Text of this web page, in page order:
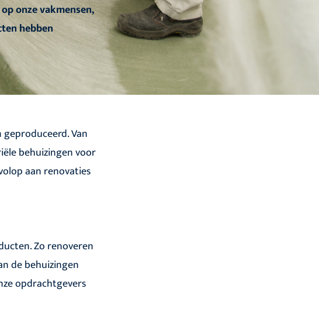
onze vakmensen,
hebben
Van
behuizingen voor
aan renovaties
Zo renoveren
de behuizingen
opdrachtgevers